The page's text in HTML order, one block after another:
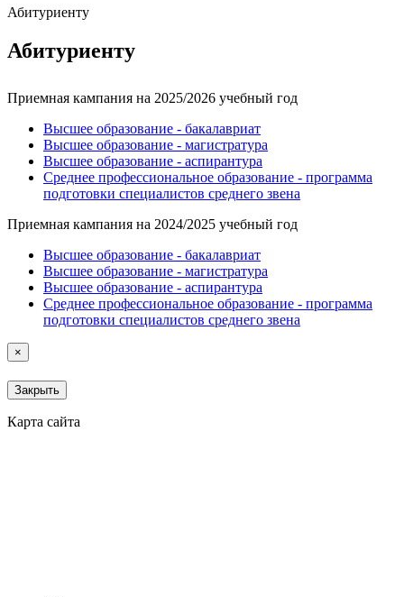
Абитуриенту
Абитуриенту
Приемная кампания на 2025/2026 учебный год
Высшее образование - бакалавриат
Высшее образование - магистратура
Высшее образование - аспирантура
Среднее профессиональное образование - программа
подготовки специалистов среднего звена
Приемная кампания на 2024/2025 учебный год
Высшее образование - бакалавриат
Высшее образование - магистратура
Высшее образование - аспирантура
Среднее профессиональное образование - программа
подготовки специалистов среднего звена
×
Закрыть
Карта сайта